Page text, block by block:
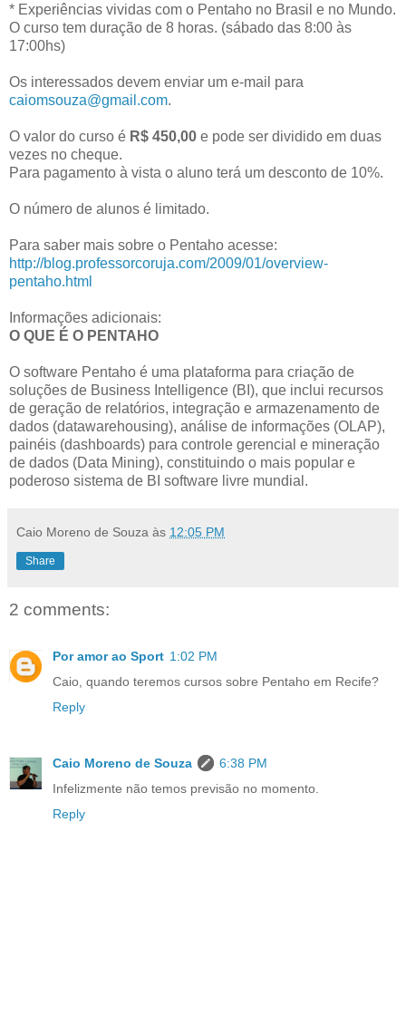
* Experiências vividas com o Pentaho no Brasil e no Mundo.
O curso tem duração de 8 horas. (sábado das 8:00 às
17:00hs)
Os interessados devem enviar um e-mail para
caiomsouza@gmail.com.
O valor do curso é R$ 450,00 e pode ser dividido em duas
vezes no cheque.
Para pagamento à vista o aluno terá um desconto de 10%.
O número de alunos é limitado.
Para saber mais sobre o Pentaho acesse:
http://blog.professorcoruja.com/2009/01/overview-
pentaho.html
Informações adicionais:
O QUE É O PENTAHO
O software Pentaho é uma plataforma para criação de
soluções de Business Intelligence (BI), que inclui recursos
de geração de relatórios, integração e armazenamento de
dados (datawarehousing), análise de informações (OLAP),
painéis (dashboards) para controle gerencial e mineração
de dados (Data Mining), constituindo o mais popular e
poderoso sistema de BI software livre mundial.
Caio Moreno de Souza às 12:05 PM
Share
2 comments:
Por amor ao Sport 1:02 PM
Caio, quando teremos cursos sobre Pentaho em Recife?
Reply
Caio Moreno de Souza
6:38 PM
Infelizmente não temos previsão no momento.
Reply